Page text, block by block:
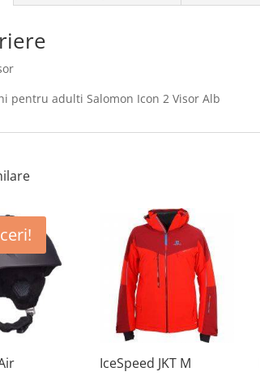
pentru adulti Salomon Icon 2 Visor Alb
IceSpeed JKT M